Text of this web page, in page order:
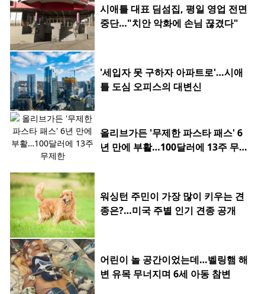
시애틀 대표 딤섬집, 평일 영업 전면
중단…"치안 악화에 손님 끊겼다"
'세입자 못 구하자 아파트로'…시애
틀 도심 오피스의 대변신
올리브가든 '무제한 파스타 패스' 6
년 만에 부활…100달러에 13주 무제
워싱턴 주민이 가장 많이 키우는 견
종은?…미국 주별 인기 견종 공개
어린이 놀 공간이었는데…벨링햄 해
변 유목 무너지며 6세 아동 참변